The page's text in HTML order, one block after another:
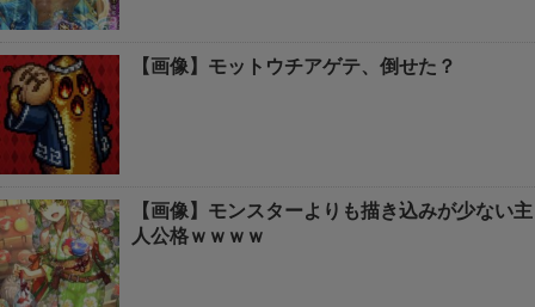
【画像】モットウチアゲテ、倒せた？
【画像】モンスターよりも描き込みが少ない主
人公格ｗｗｗｗ